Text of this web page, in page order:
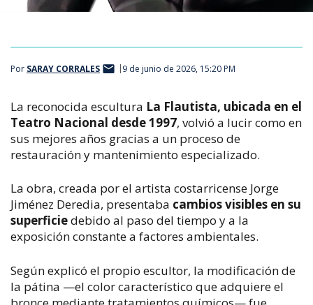
Por SARAY CORRALES 9 de junio de 2026, 15:20 PM
La reconocida escultura La Flautista, ubicada en el
Teatro Nacional desde 1997, volvió a lucir como en
sus mejores años gracias a un proceso de
restauración y mantenimiento especializado.
La obra, creada por el artista costarricense Jorge
Jiménez Deredia, presentaba cambios visibles en su
superficiedebido al paso del tiempo y a la
exposición constante a factores ambientales.
Según explicó el propio escultor, la modificación de
la pátina —el color característico que adquiere el